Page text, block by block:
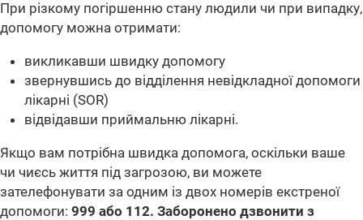
При різкому погіршенню стану людили чи при випадку,
допомогу можна отримати:
викликавши швидку допомогу
звернувшись до відділення невідкладної допомоги
лікарні (SOR)
відвідавши приймальню лікарні.
Якщо вам потрібна швидка допомога, оскільки ваше
чи чиєсь життя під загрозою, ви можете
зателефонувати за одним із двох номерів екстреної
допомоги: 999 або 112. Заборонено дзвонити з